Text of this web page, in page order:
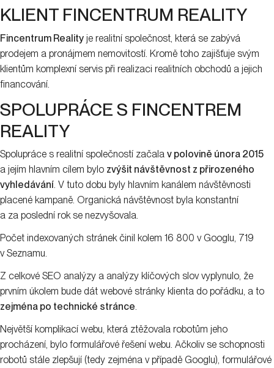
KLIENT FINCENTRUM REALITY
Fincentrum Reality je realitní společnost, která se zabývá
prodejem a pronájmem nemovitostí. Kromě toho zajišťuje svým
klientům komplexní servis při realizaci realitních obchodů a jejich
financování.
SPOLUPRÁCE S FINCENTREM
REALITY
Spolupráce s realitní společností začala v polovině února 2015
a jejím hlavním cílem bylo zvýšit návštěvnost z přirozeného
vyhledávání . V tuto dobu byly hlavním kanálem návštěvnosti
placené kampaně. Organická návštěvnost byla konstantní
a za poslední rok se nezvyšovala.
Počet indexovaných stránek činil kolem 16 800 v Googlu, 719
v Seznamu.
Z celkové SEO analýzy a analýzy klíčových slov vyplynulo, že
prvním úkolem bude dát webové stránky klienta do pořádku, a to
zejména po technické stránce
Největší komplikací webu, která ztěžovala robotům jeho
procházení, bylo formulářové řešení webu. Ačkoliv se schopnosti
robotů stále zlepšují (tedy zejména v případě Googlu), formulářové